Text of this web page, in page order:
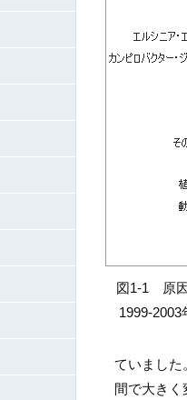
図1-1 原
1999-
ていました
間で大きく